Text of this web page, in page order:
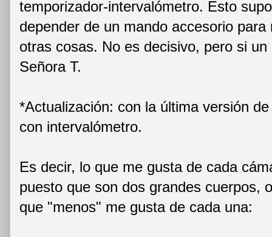
temporizador-intervalómetro. Esto
depender de un mando accesorio
otras cosas. No es decisivo, pero si
Señora T.
*Actualización: con la última versión
con intervalómetro.
Es decir, lo que me gusta de cada
puesto que son dos grandes cuerpos,
que "menos" me gusta de cada una: